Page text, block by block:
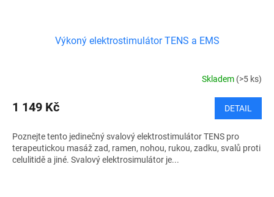
Výkoný elektrostimulátor TENS a EMS
Skladem (>5 ks)
1 149 Kč DETAIL
Poznejte tento jedinečný svalový elektrostimulátor TENS pro
terapeutickou masáž zad, ramen, nohou, rukou, zadku, svalů proti
celulitidě a jiné. Svalový elektrosimulátor je...